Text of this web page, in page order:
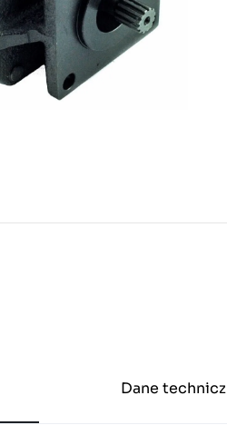
Dane